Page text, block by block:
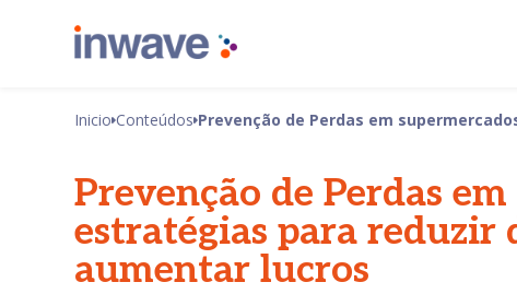
Inicio Conteúdos Prevenção de Perdas em
Prevenção de Perdas
estratégias para reduzir
aumentar lucros